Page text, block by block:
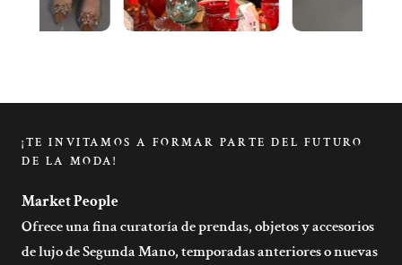
¡TE INVITAMOS A FORMAR PARTE DEL FUTURO
DE LA MODA!
Market People
Ofrece una fina curatoría de prendas, objetos y accesorios
de lujo de Segunda Mano, temporadas anteriores o nuevas